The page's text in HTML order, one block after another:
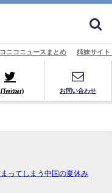
ニコニュースまとめ 姉妹サイ
お問い合わせ